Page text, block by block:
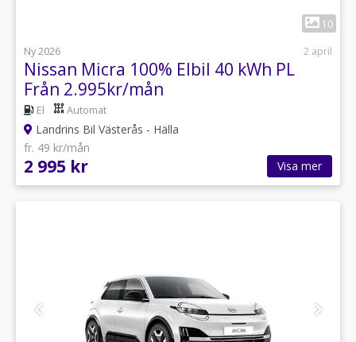
10
Ny 2026
2 april
Nissan Micra 100% Elbil 40 kWh PL
Från 2.995kr/mån
El Automat
Landrins Bil Västerås - Hälla
fr. 49 kr/mån
2 995 kr Visa mer